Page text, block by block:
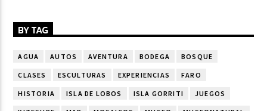
BY TAG
AGUA AUTOS AVENTURA BODEGA BOSQUE
CLASES ESCULTURAS EXPERIENCIAS FARO
HISTORIA ISLA DE LOBOS ISLA GORRITI JUEGOS